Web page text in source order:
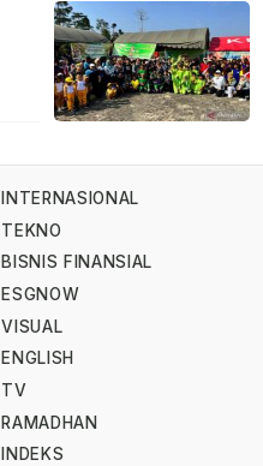
INTERNASIONAL
TEKNO
BISNIS FINANSIAL
ESGNOW
VISUAL
ENGLISH
TV
RAMADHAN
INDEKS